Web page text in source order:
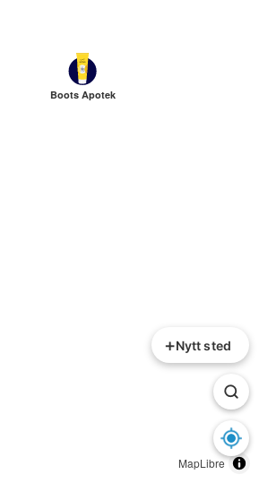
Boots Apotek
MapLibre
+Nytt sted